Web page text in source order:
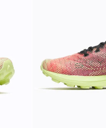
サングラス
HoneyAction(ハニーアクショ
KODA(コーダ)
Columbia・Montrail(コロン